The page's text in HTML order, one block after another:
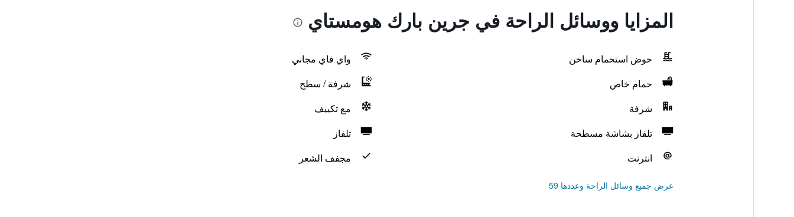
المزايا ووسائل الراحة في جرين بارك هومستاي
حوض استحمام ساخن
واي فاي مجاني
حمام خاص
شرفة / سطح
شرفة
مع تكييف
تلفاز بشاشة مسطحة
تلفاز
انترنت
مجفف الشعر
عرض جميع وسائل الراحة وعددها 59